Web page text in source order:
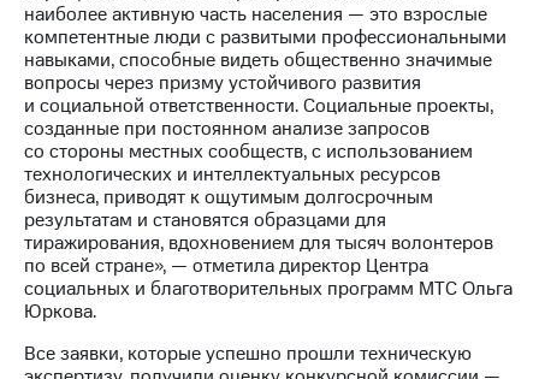
Собрания
акционеров
Личный
кабинет
акционера
Акционерный
капитал
Контроль
и
аудит
Рынок
акций
Описание
приобретения
Порядок
наиболее активную часть населения — это взрослые
компетентные люди с развитыми профессиональными
навыками, способные видеть общественно значимые
вопросы через призму устойчивого развития
и социальной ответственности. Социальные проекты,
созданные при постоянном анализе запросов
со стороны местных сообществ, с использованием
технологических и интеллектуальных ресурсов
бизнеса, приводят к ощутимым долгосрочным
результатам и становятся образцами для
тиражирования, вдохновением для тысяч волонтеров
по всей стране», — отметила директор Центра
социальных и благотворительных программ МТС Ольга
Юркова.
Все заявки, которые успешно прошли техническую